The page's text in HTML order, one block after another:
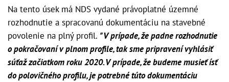
Na tento úsek má NDS vydané právoplatné územné
rozhodnutie a spracovanú dokumentáciu na stavebné
povolenie na plný profil. "V prípade, že padne rozhodnutie
o pokračovaní v plnom profile, tak sme pripravení vyhlásiť
súťaž začiatkom roku 2020. V prípade, že budeme musieť ísť
do polovičného profilu, je potrebné túto dokumentáciu